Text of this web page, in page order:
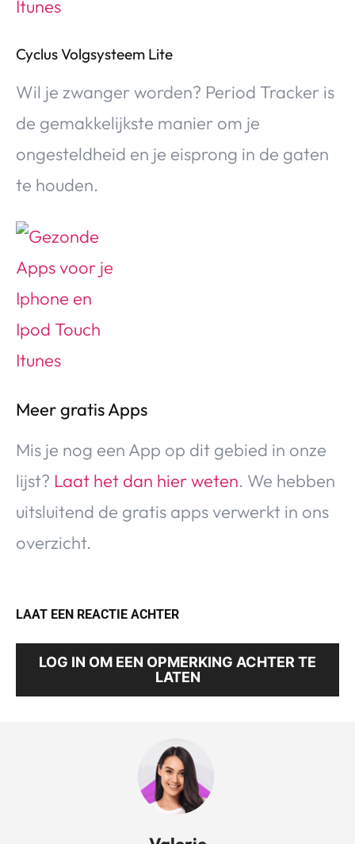
Cyclus Volgsysteem Lite
Wil je zwanger worden? Period Tracker is
de gemakkelijkste manier om je
ongesteldheid en je eisprong in de gaten
te houden.
Meer gratis Apps
Mis je nog een App op dit gebied in onze
lijst? Laat het dan hier weten. We hebben
uitsluitend de gratis apps verwerkt in ons
overzicht.
LAAT EEN REACTIE ACHTER
LOG IN OM EEN OPMERKING ACHTER TE
LATEN